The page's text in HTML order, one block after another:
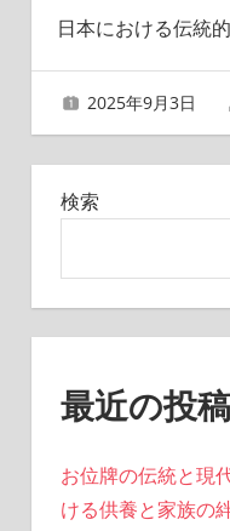
日本における伝統
2025年9月3日
検索
最近の投稿
お位牌の伝統と現
ける供養と家族の